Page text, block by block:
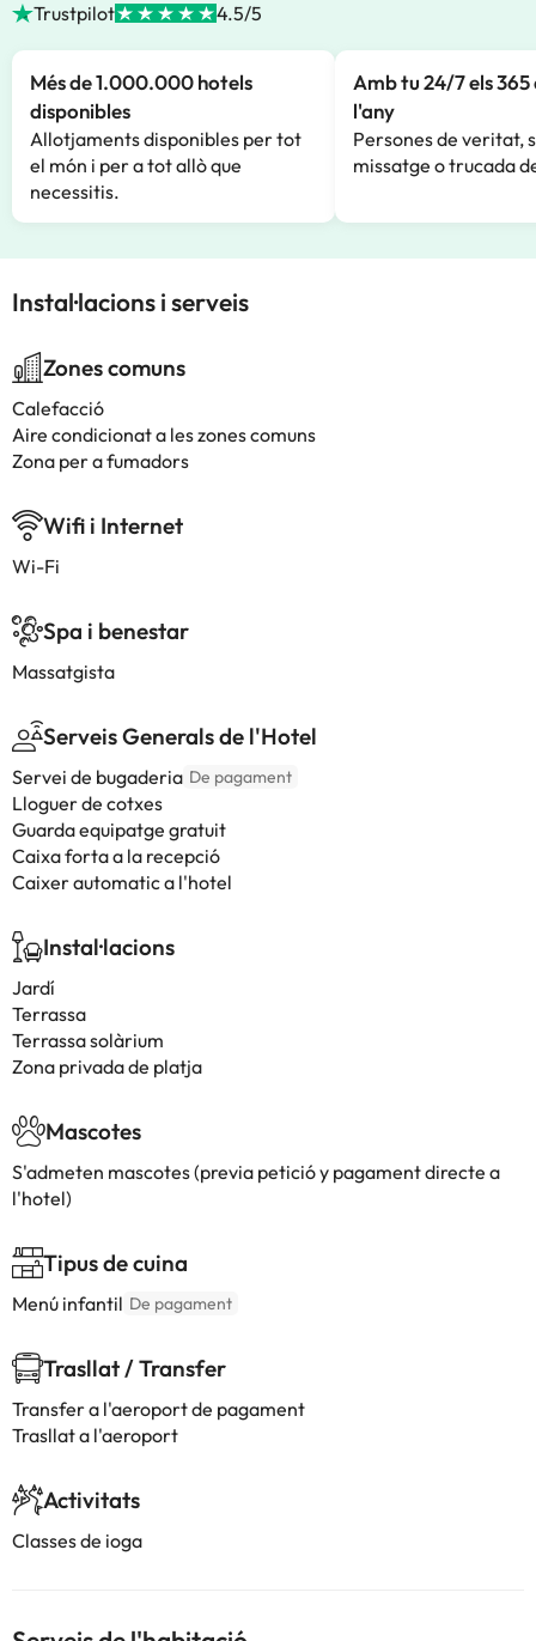
Trustpilot 4.5/5
Més de 1.000.000 hotels
disponibles
Allotjaments disponibles per tot
el món i per a tot allò que
necessitis.
Amb tu 24/7 els 365
l'any
Persones de veritat,
missatge o trucada
Instal·lacions i serveis
Zones comuns
Calefacció
Aire condicionat a les zones comuns
Zona per a fumadors
Wifi i Internet
Wi-Fi
Spa i benestar
Massatgista
Serveis Generals de l'Hotel
Servei de bugaderia De pagament
Lloguer de cotxes
Guarda equipatge gratuit
Caixa forta a la recepció
Caixer automatic a l'hotel
Instal·lacions
Jardí
Terrassa
Terrassa solàrium
Zona privada de platja
Mascotes
S'admeten mascotes (previa petició y pagament directe a
l'hotel)
Tipus de cuina
Menú infantil De pagament
Trasllat / Transfer
Transfer a l'aeroport de pagament
Trasllat a l'aeroport
Activitats
Classes de ioga